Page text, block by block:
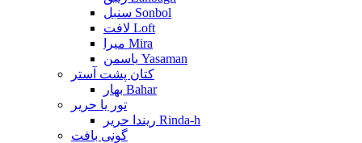
سنبل Sonbol
لافت Loft
میرا Mira
یاسمن Yasaman
کتان پشت آستر
بهار Bahar
تور یا حریر
ریندا حریر Rinda-h
گونی بافت